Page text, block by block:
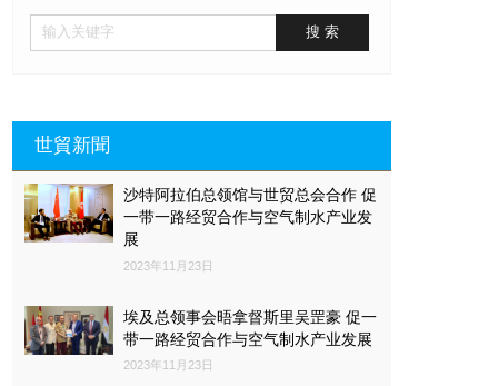
世貿新聞
沙特阿拉伯总领馆与世贸总会合作 促
一带一路经贸合作与空气制水产业发
展
2023年11月23日
埃及总领事会晤拿督斯里吴罡豪 促一
带一路经贸合作与空气制水产业发展
2023年11月23日